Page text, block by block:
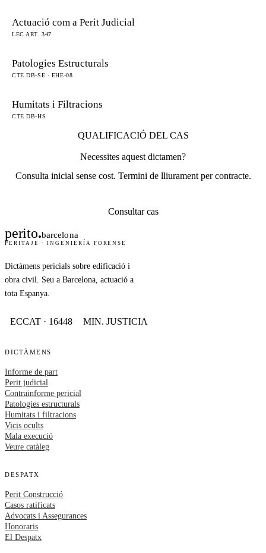
Actuació com a Perit Judicial
LEC ART. 347
Patologies Estructurals
CTE DB-SE · EHE-08
Humitats i Filtracions
CTE DB-HS
QUALIFICACIÓ DEL CAS
Necessites aquest dictamen?
Consulta inicial sense cost. Termini de lliurament per contracte.
Consultar cas
perito.barcelona
PERITAJE · INGENIERÍA FORENSE
Dictàmens pericials sobre edificació i
obra civil. Seu a Barcelona, actuació a
tota Espanya.
ECCAT · 16448 MIN. JUSTICIA
DICTÀMENS
Informe de part
Perit judicial
Contrainforme pericial
Patologies estructurals
Humitats i filtracions
Vicis ocults
Mala execució
Veure catàleg
DESPATX
Perit Construcció
Casos ratificats
Advocats i Assegurances
Honoraris
El Despatx